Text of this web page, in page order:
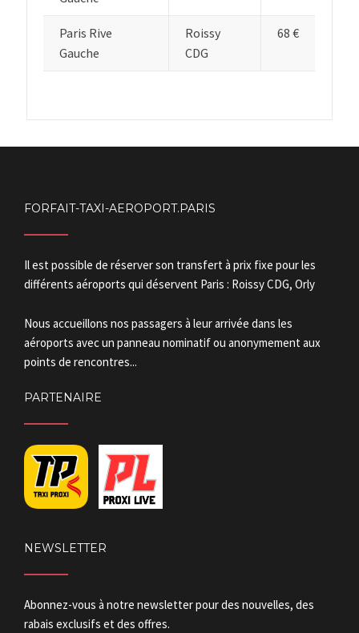
Paris Rive
Gauche
Roissy
CDG
68 €
FORFAIT-TAXI-AEROPORT.PARIS
Il est possible de réserver son transfert à prix fixe pour les
différents aéroports qui déservent Paris : Roissy CDG, Orly
Nous accueillons nos passagers à leur arrivée dans les
aéroports avec un panneau nominatif ou anonymement aux
points de rencontres...
PARTENAIRE
NEWSLETTER
Abonnez-vous à notre newsletter pour des nouvelles, des
rabais exclusifs et des offres.